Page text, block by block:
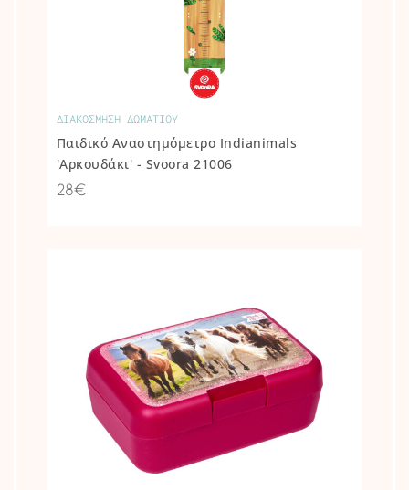
ΔΙΑΚΟΣΜΗΣΗ ΔΩΜΑΤΙΟΥ
Παιδικό Αναστημόμετρο Indianimals
'Αρκουδάκι' - Svoora 21006
28€